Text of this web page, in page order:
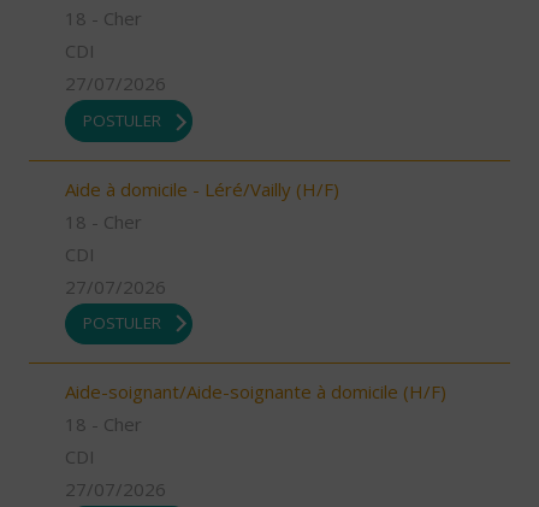
18 - Cher
CDI
27/07/2026
POSTULER
Aide à domicile - Léré/Vailly (H/F)
18 - Cher
CDI
27/07/2026
POSTULER
Aide-soignant/Aide-soignante à domicile (H/F)
18 - Cher
CDI
27/07/2026